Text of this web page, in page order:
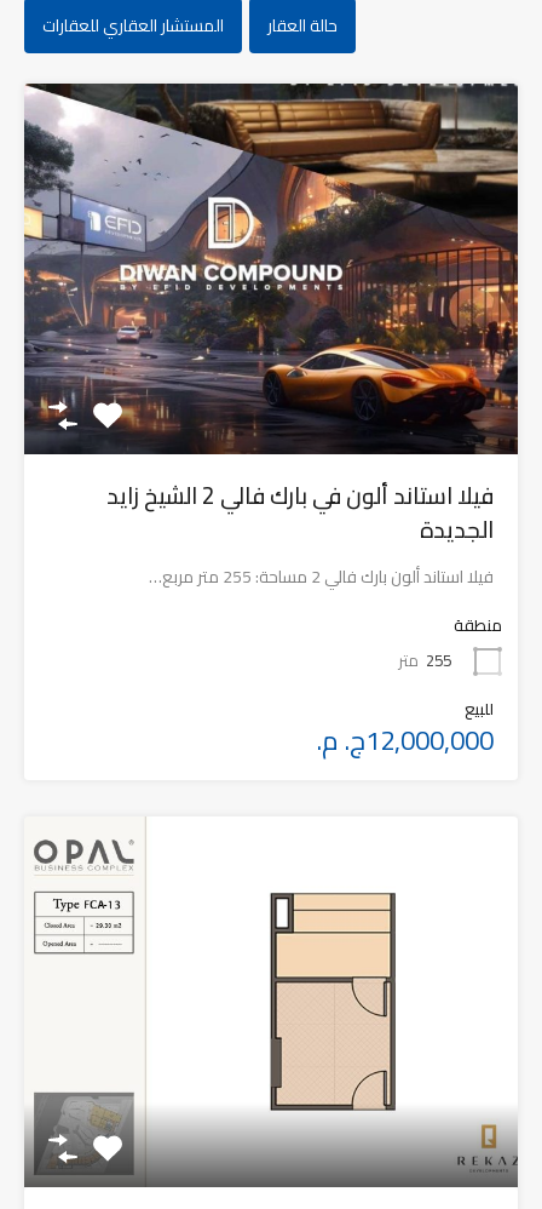
حالة العقار
المستشار العقاري للعقارات
فيلا استاند ألون في بارك فالي 2 الشيخ زايد
الجديدة
⁠فيلا استاند ألون بارك فالي 2 مساحة: 255 متر مربع…
منطقة
255 متر
للبيع
12,000,000ج. م.